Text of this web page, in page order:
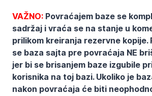
VAŽNO: Povraćajem baze se
sadržaj i vraća se na stanje u
prilikom kreiranja rezervne kopije.
se baza sajta pre povraćaja NE
jer bi se brisanjem baze izgubile
korisnika na toj bazi. Ukoliko je
nakon povraćaja će biti